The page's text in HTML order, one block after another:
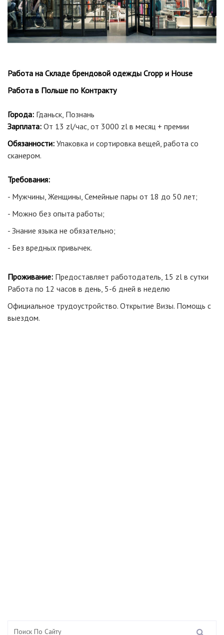
Работа на Складе брендовой одежды Cropp и House
Работа в Польше по Контракту
Города: Гданьск, Познань
Зарплата: От 13 zl/час, от 3000 zl в месяц + премии
Обязанности: Упаковка и сортировка вещей, работа со
сканером.
Требования:
- Мужчины, Женщины, Семейные пары от 18 до 50 лет;
- Можно без опыта работы;
- Знание языка не обязательно;
- Без вредных привычек.
Проживание: Предоставляет работодатель, 15 zl в сутки
Работа по 12 часов в день, 5-6 дней в неделю
Официальное трудоустройство. Открытие Визы. Помощь с
выездом.